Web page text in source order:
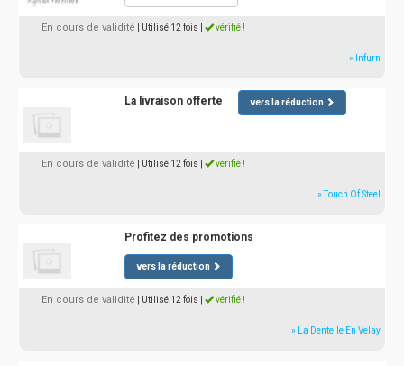
En cours de validité | Utilisé 12 fois vérifié !
» Infurn
La livraison offerte vers la réduction
En cours de validité | Utilisé 12 fois vérifié !
» Touch Of Steel
Profitez des promotions
vers la réduction
En cours de validité | Utilisé 12 fois vérifié !
» La Dentelle En Velay